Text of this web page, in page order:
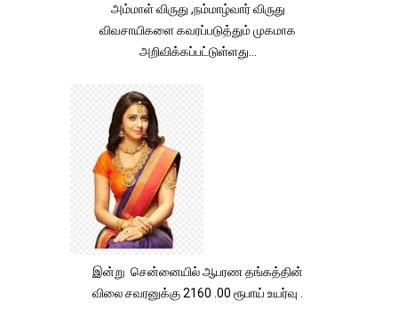
அம்மாள் விருது ,நம்மாழ்வார் விருது
விவசாயிகளை கவரப்படுத்தும் முகமாக
அறிவிக்கப்பட்டுள்ளது...
இன்று சென்னையில் ஆபரண தங்கத்தின்
விலை சவரனுக்கு 2160 .00 ரூபாய் உயர்வு .